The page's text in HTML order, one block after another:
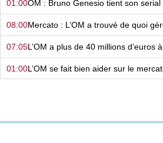
01:00OM : Bruno Genesio tient son serial
08:00Mercato : L’OM a trouvé de quoi
07:05
01:00L’OM se fait bien aider sur le